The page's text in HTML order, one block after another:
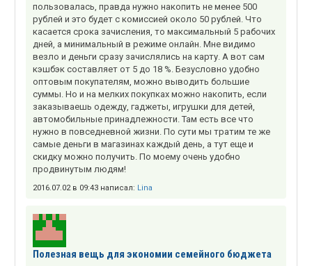
пользовалась, правда нужно накопить не менее 500
рублей и это будет с комиссией около 50 рублей. Что
касается срока зачисления, то максимальный 5 рабочих
дней, а минимальный в режиме онлайн. Мне видимо
везло и деньги сразу зачислялись на карту. А вот сам
кэшбэк составляет от 5 до 18 %. Безусловно удобно
оптовым покупателям, можно выводить большие
суммы. Но и на мелких покупках можно накопить, если
заказываешь одежду, гаджеты, игрушки для детей,
автомобильные принадлежности. Там есть все что
нужно в повседневной жизни. По сути мы тратим те же
самые деньги в магазинах каждый день, а тут еще и
скидку можно получить. По моему очень удобно
продвинутым людям!
2016.07.02 в 09:43 написал: Lina
Полезная вещь для экономии семейного бюджета